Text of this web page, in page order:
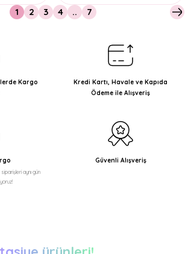
1 2 3 4 .. 7
Kargo
Kredi Kartı, Havale ve Kapıda
Ödeme ile Alışveriş
aynı gün
Güvenli Alışveriş